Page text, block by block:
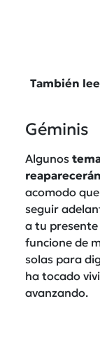
También
Géminis
Algunos
reaparecerán
acomodo
seguir
a tu
funcione de
solas para
ha tocado
avanzando.